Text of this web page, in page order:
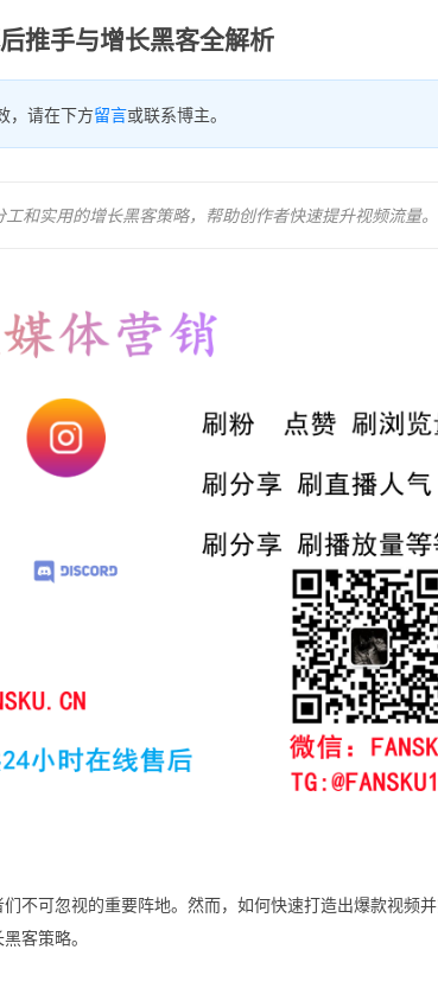
推手与增长黑客全解析
，请在下方留言或联系博主。
和实用的增长黑客策略，帮助创作者快速提升视频流量。
不可忽视的重要阵地。然而，如何快速打造出爆款视频
客策略。